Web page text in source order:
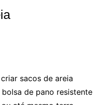
sacos de areia
de pano resistente